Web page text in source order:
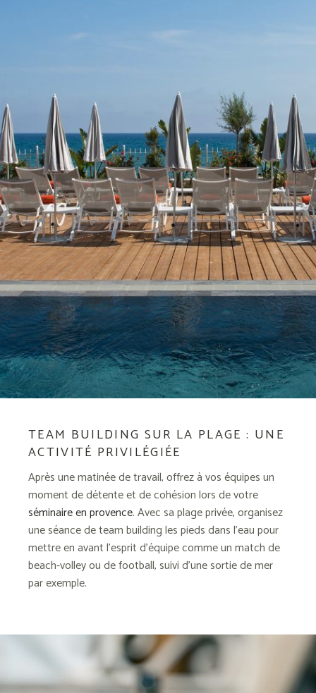
TEAM BUILDING SUR LA PLAGE : UNE
ACTIVITÉ PRIVILÉGIÉE
Après une matinée de travail, offrez à vos équipes un
moment de détente et de cohésion lors de votre
séminaire en provence. Avec sa plage privée, organisez
une séance de team building les pieds dans l’eau pour
mettre en avant l’esprit d’équipe comme un match de
beach-volley ou de football, suivi d’une sortie de mer
par exemple.